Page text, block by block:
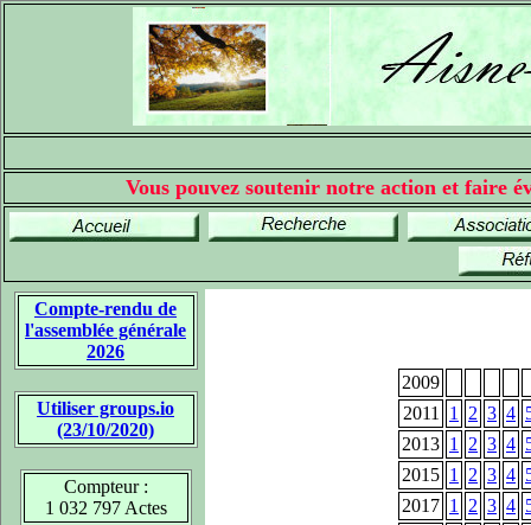
Vous pouvez soutenir notre action et faire
Compte-rendu de
l'assemblée générale
2026
Utiliser groups.io
(23/10/2020)
Compteur :
1 032 797 Actes
2009
2011
1 2 3 4
2013 1 2 3 4
2015 1 2 3 4
2017 1 2 3 4